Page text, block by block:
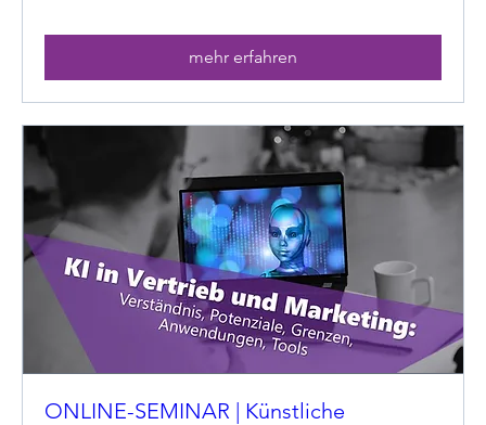
mehr erfahren
ONLINE-SEMINAR | Künstliche